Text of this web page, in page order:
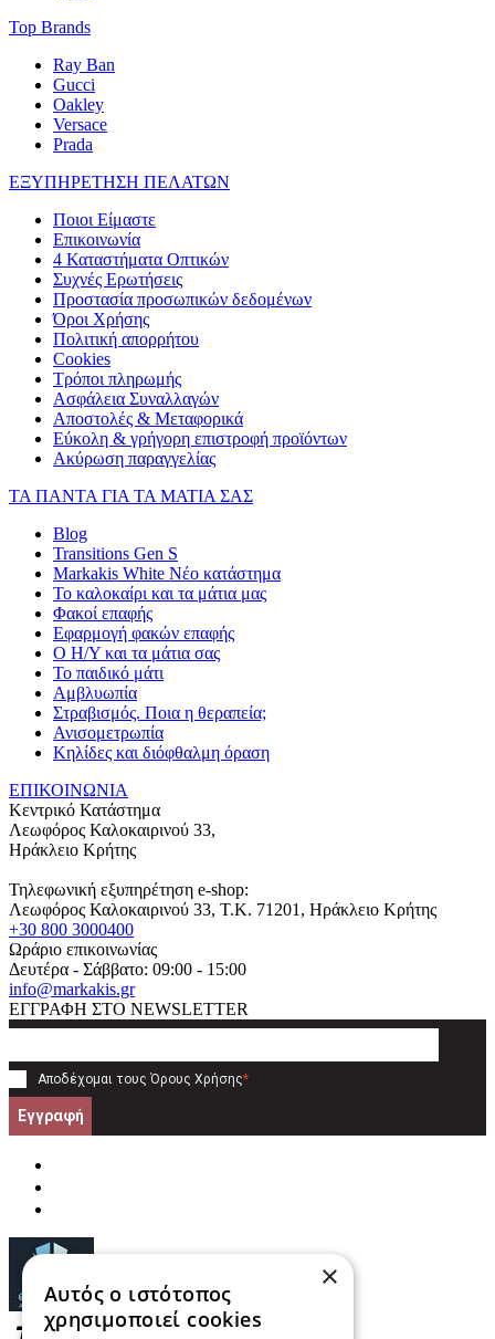
Top Brands
Ray Ban
Gucci
Oakley
Versace
Prada
ΕΞΥΠΗΡΕΤΗΣΗ ΠΕΛΑΤΩΝ
Ποιοι Είμαστε
Επικοινωνία
4 Καταστήματα Οπτικών
Συχνές Ερωτήσεις
Προστασία προσωπικών δεδομένων
Όροι Χρήσης
Πολιτική απορρήτου
Cookies
Τρόποι πληρωμής
Ασφάλεια Συναλλαγών
Αποστολές & Μεταφορικά
Εύκολη & γρήγορη επιστροφή προϊόντων
Ακύρωση παραγγελίας
ΤΑ ΠΑΝΤΑ ΓΙΑ ΤΑ ΜΑΤΙΑ ΣΑΣ
Blog
Transitions Gen S
Markakis White Νέο κατάστημα
Το καλοκαίρι και τα μάτια μας
Φακοί επαφής
Εφαρμογή φακών επαφής
Ο Η/Υ και τα μάτια σας
Το παιδικό μάτι
Αμβλυωπία
Στραβισμός. Ποια η θεραπεία;
Ανισομετρωπία
Κηλίδες και διόφθαλμη όραση
ΕΠΙΚΟΙΝΩΝΙΑ
Κεντρικό Κατάστημα
Λεωφόρος Καλοκαιρινού 33,
Ηράκλειο Κρήτης
Τηλεφωνική εξυπηρέτηση e-shop:
Λεωφόρος Καλοκαιρινού 33, T.K. 71201 , Ηράκλειο Κρήτης
+30 800 3000400
Ωράριο επικοινωνίας
Δευτέρα - Σάββατο: 09:00 - 15:00
info@markakis.gr
ΕΓΓΡΑΦΗ ΣΤΟ NEWSLETTER
Αποδέχομαι τους Όρους Χρήσης*
Εγγραφή
×
Αυτός ο ιστότοπος
χρησιμοποιεί cookies